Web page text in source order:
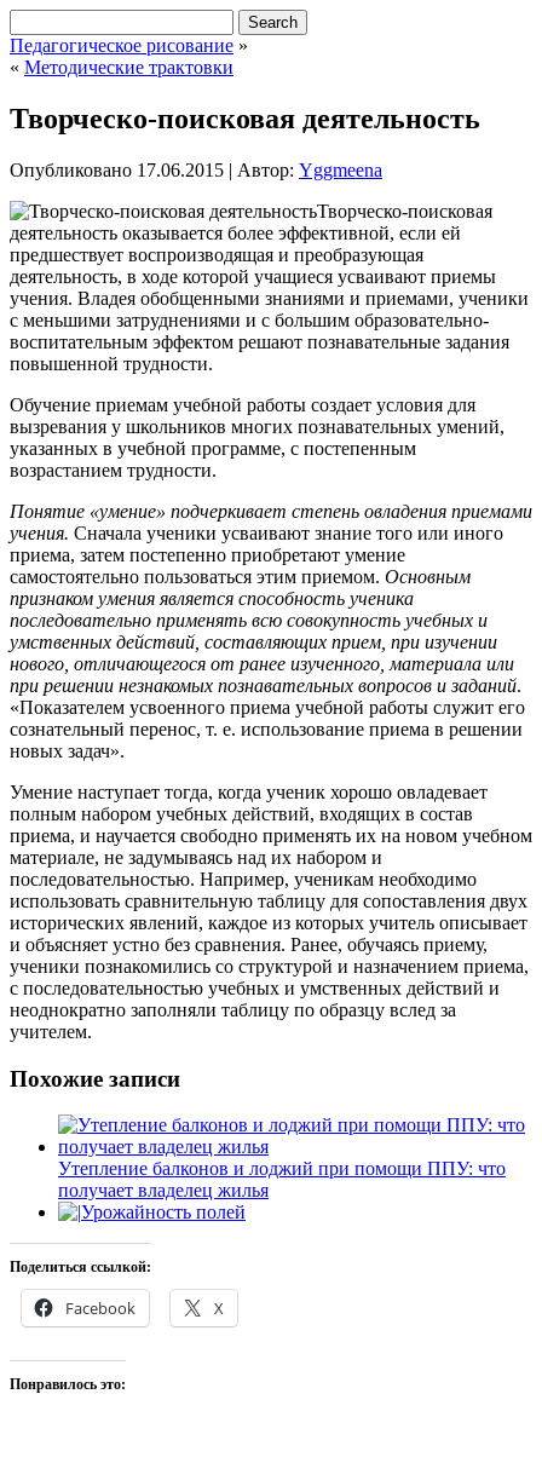
Педагогическое рисование »
« Методические трактовки
Творческо-поисковая деятельность
Опубликовано 17.06.2015 | Автор: Yggmeena
Творческо-поисковая
деятельность оказывается более эффективной, если ей
предшествует воспроизводящая и преобразующая
деятельность, в ходе которой учащиеся усваивают приемы
учения. Владея обобщенными знаниями и приемами, ученики
с меньшими затруднениями и с большим образовательно-
воспитательным эффектом решают познавательные задания
повышенной трудности.
Обучение приемам учебной работы создает условия для
вызревания у школьников многих познавательных умений,
указанных в учебной программе, с постепенным
возрастанием трудности.
Понятие «умение» подчеркивает степень овладения приемами
учения. Сначала ученики усваивают знание того или иного
приема, затем постепенно приобретают умение
самостоятельно пользоваться этим приемом. Основным
признаком умения является способность ученика
последовательно применять всю совокупность учебных и
умственных действий, составляющих прием, при изучении
нового, отличающегося от ранее изученного, материала или
при решении незнакомых познавательных вопросов и заданий.
«Показателем усвоенного приема учебной работы служит его
сознательный перенос, т. е. использование приема в решении
новых задач».
Умение наступает тогда, когда ученик хорошо овладевает
полным набором учебных действий, входящих в состав
приема, и научается свободно применять их на новом учебном
материале, не задумываясь над их набором и
последовательностью. Например, ученикам необходимо
использовать сравнительную таблицу для сопоставления двух
исторических явлений, каждое из которых учитель описывает
и объясняет устно без сравнения. Ранее, обучаясь приему,
ученики познакомились со структурой и назначением приема,
с последовательностью учебных и умственных действий и
неоднократно заполняли таблицу по образцу вслед за
учителем.
Похожие записи
Утепление балконов и лоджий при помощи ППУ: что
получает владелец жилья
Урожайность полей
Поделиться ссылкой:
Facebook X
Понравилось это: